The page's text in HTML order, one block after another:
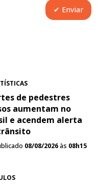
de pedestres
aumentam no
e acendem alerta
08/08/2026às 08h15